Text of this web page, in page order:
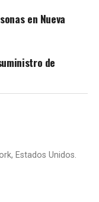
en Nueva
de
Estados Unidos.